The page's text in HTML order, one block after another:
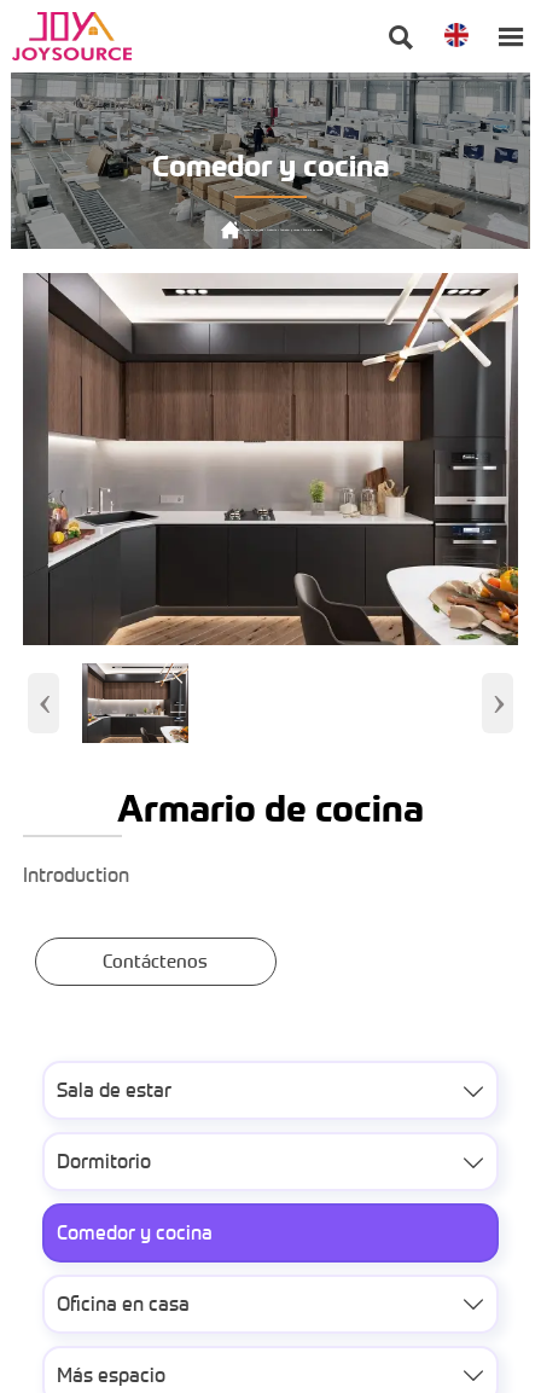
 
Comedor y cocina

‹ ›
Armario de cocina
Introduction
Contáctenos
Sala de estar 
Dormitorio 
Comedor y cocina
Oficina en casa 
Más espacio 